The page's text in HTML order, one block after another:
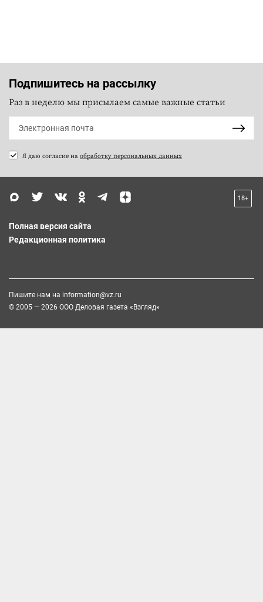
Подпишитесь на рассылку
Раз в неделю мы присылаем самые важные статьи
Я даю согласие на обработку персональных данных
18+
Полная версия сайта
Редакционная политика
Пишите нам на information@vz.ru
© 2005 — 2026 ООО Деловая газета «Взгляд»